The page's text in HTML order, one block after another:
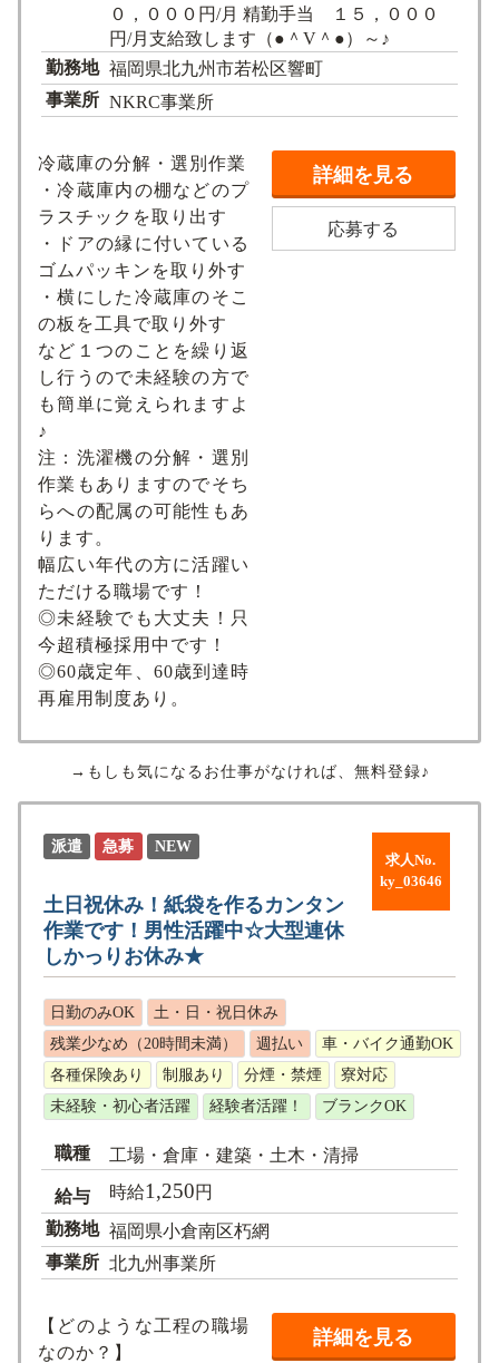
０，０００円/月 精勤手当 １５，０００
円/月支給致します（●＾V＾●）～♪
勤務地 福岡県北九州市若松区響町
事業所 NKRC事業所
冷蔵庫の分解・選別作業
・冷蔵庫内の棚などのプ
ラスチックを取り出す
・ドアの縁に付いている
ゴムパッキンを取り外す
・横にした冷蔵庫のそこ
の板を工具で取り外す
など１つのことを繰り返
し行うので未経験の方で
も簡単に覚えられますよ
♪
注：洗濯機の分解・選別
作業もありますのでそち
らへの配属の可能性もあ
ります。
幅広い年代の方に活躍い
ただける職場です！
◎未経験でも大丈夫！只
今超積極採用中です！
◎60歳定年、60歳到達時
再雇用制度あり。
詳細を見る
応募する
→もしも気になるお仕事がなければ、無料登録♪
求人No.
ky_03646
派遣 急募 NEW
土日祝休み！紙袋を作るカンタン
作業です！男性活躍中☆大型連休
しかっりお休み★
日勤のみOK
土・日・祝日休み
残業少なめ（20時間未満）
週払い
車・バイク通勤OK
各種保険あり
制服あり 分煙・禁煙
寮対応
未経験・初心者活躍
経験者活躍！ ブランクOK
職種 工場・倉庫・建築・土木・清掃
給与 時給1,250円
勤務地 福岡県小倉南区朽網
事業所 北九州事業所
【どのような工程の職場
なのか？】
詳細を見る